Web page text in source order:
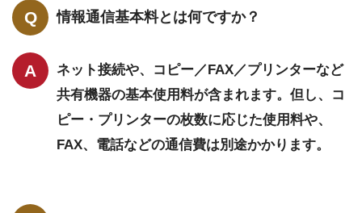
情報通信基本料とは何ですか？
ネット接続や、コピー／FAX／プリンターなど
共有機器の基本使用料が含まれます。但し、コ
ピー・プリンターの枚数に応じた使用料や、
FAX、電話などの通信費は別途かかります。